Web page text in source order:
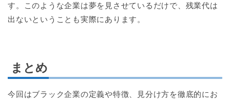
す。このような企業は夢を見させているだけで、残業代は
出ないということも実際にあります。
まとめ
今回はブラック企業の定義や特徴、見分け方を徹底的にお